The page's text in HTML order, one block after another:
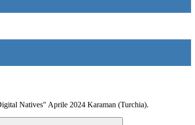
Natives" Aprile 2024 Karaman (Turchia).